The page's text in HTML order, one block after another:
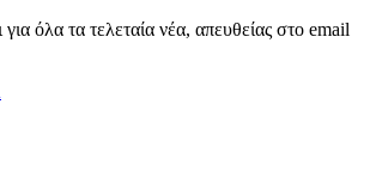
όλα τα τελεταία νέα, απευθείας στο email